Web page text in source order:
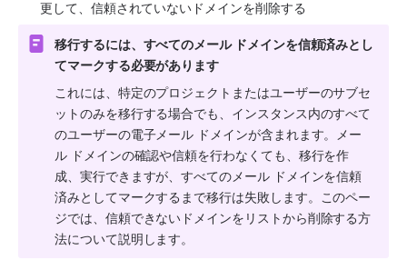
更して、信頼されていないドメインを削除する
移行するには、すべてのメール ドメインを信頼済みとし
てマークする必要があります
これには、特定のプロジェクトまたはユーザーのサブセ
ットのみを移行する場合でも、インスタンス内のすべて
のユーザーの電子メール ドメインが含まれます。メー
ル ドメインの確認や信頼を行わなくても、移行を作
成、実行できますが、すべてのメール ドメインを信頼
済みとしてマークするまで移行は失敗します。このペー
ジでは、信頼できないドメインをリストから削除する方
法について説明します。